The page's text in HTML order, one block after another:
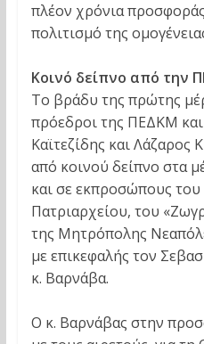
πλέον χρόνια
πολιτισμό της
Κοινό δείπνο από την
Το βράδυ της πρώτης
πρόεδροι της ΠΕΔΚΜ και
Καϊτεζίδης και Λάζαρος
από κοινού δείπνο στα
και σε εκπροσώπους
Πατριαρχείου, του
της Μητρόπολης
με επικεφαλής τον
κ. Βαρνάβα.
Ο κ. Βαρνάβας στην